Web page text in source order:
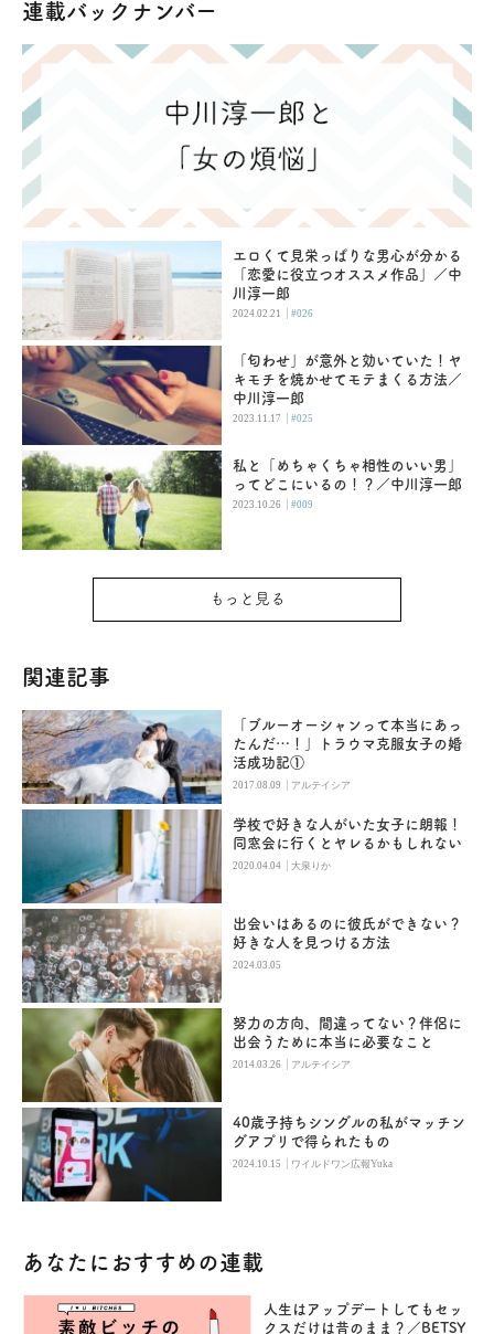
連載バックナンバー
エロくて見栄っぱりな男心が分かる
「恋愛に役立つオススメ作品」／中
川淳一郎
2024.02.21 |#026
「匂わせ」が意外と効いていた！ヤ
キモチを焼かせてモテまくる方法／
中川淳一郎
2023.11.17 |#025
私と「めちゃくちゃ相性のいい男」
ってどこにいるの！？／中川淳一郎
2023.10.26 |#009
もっと見る
関連記事
「ブルーオーシャンって本当にあっ
たんだ…！」トラウマ克服女子の婚
活成功記①
2017.08.09 | アルテイシア
学校で好きな人がいた女子に朗報！
同窓会に行くとヤレるかもしれない
2020.04.04 |大泉りか
出会いはあるのに彼氏ができない？
好きな人を見つける方法
2024.03.05
努力の方向、間違ってない？伴侶に
出会うために本当に必要なこと
2014.03.26 | アルテイシア
40歳子持ちシングルの私がマッチン
グアプリで得られたもの
2024.10.15 | ワイルドワン広報Yuka
あなたにおすすめの連載
人生はアップデートしてもセッ
クスだけは昔のまま？／BETSY